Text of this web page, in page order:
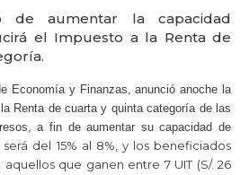
de aumentar la capacidad
el Impuesto a la Renta de
Economía y Finanzas, anunció anoche la
Renta de cuarta y quinta categoría de las
a fin de aumentar su capacidad de
del 15% al 8%, y los beneficiados
que ganen entre 7 UIT (S/. 26